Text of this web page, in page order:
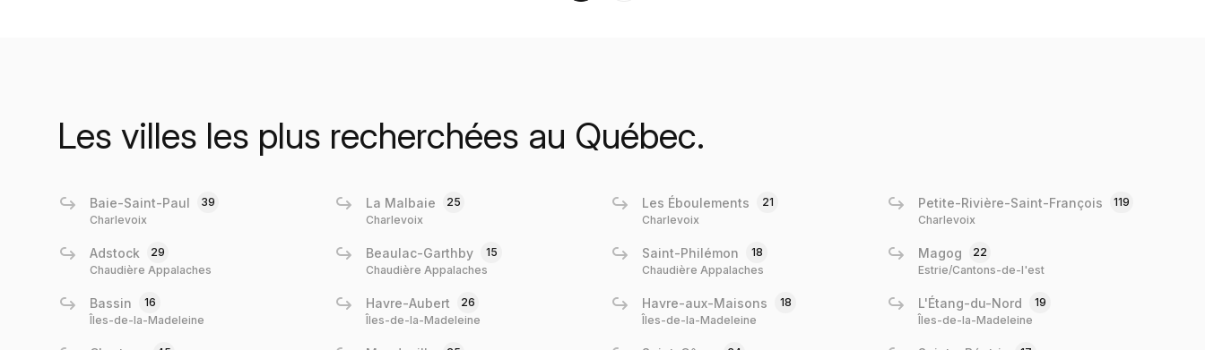
Les villes les plus recherchées au Québec.
Baie-Saint-Paul
39
Charlevoix
La Malbaie
25
Charlevoix
Les Éboulements
21
Charlevoix
Petite-Rivière-Saint-François
119
Charlevoix
Adstock
29
Chaudière Appalaches
Beaulac-Garthby
15
Chaudière Appalaches
Saint-Philémon
18
Chaudière Appalaches
Magog
22
Estrie/Cantons-de-l'est
Bassin
16
Îles-de-la-Madeleine
Havre-Aubert
26
Îles-de-la-Madeleine
Havre-aux-Maisons
18
Îles-de-la-Madeleine
L'Étang-du-Nord
19
Îles-de-la-Madeleine